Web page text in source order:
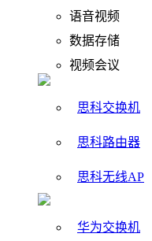
语音视频
数据存储
视频会议
思科交换机
思科路由器
思科无线AP
华为交换机